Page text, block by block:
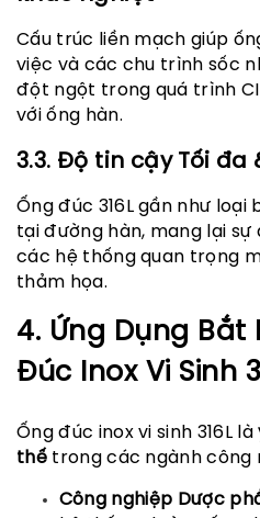
Cấu trúc liền mạch giúp
việc và các chu trình sốc
đột ngột trong quá trình
với ống hàn.
3.3. Độ tin cậy Tối đa
Ống đúc 316L gần như
tại đường hàn, mang lại
các hệ thống quan trọng
thảm họa.
4. Ứng Dụng Bắt
Đúc Inox Vi Sinh
Ống đúc inox vi sinh 316L là
thếtrong các ngành công
Công nghiệp Dược